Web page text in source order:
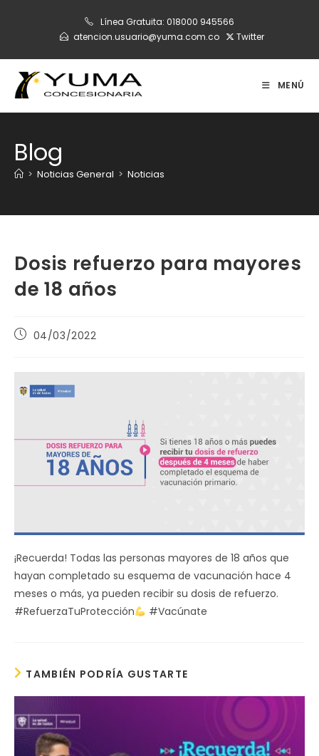
Línea Gratuita: 018000 945566
atencion.usuario@yuma.com.co
Twitter
MENÚ
Blog
> Noticias General > Noticias
Dosis refuerzo para mayores
de 18 años
Publicación
04/03/2022
¡Recuerda! Todas las personas mayores de 18 años que
hayan completado su esquema de vacunación hace 4
meses o más, ya pueden recibir su dosis de refuerzo.
#RefuerzaTuProtección
#Vacúnate
TAMBIÉN PODRÍA GUSTARTE